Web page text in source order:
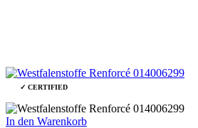
✓ CERTIFIED
In den Warenkorb